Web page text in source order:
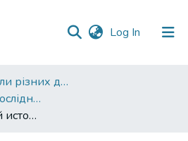
Log In (current)
015. Матеріали різних дослідників та організацій
Роботи окремих дослідників
Семидесятилетний историк Украины стал, наконец, профессором Киево-Могилянской академии